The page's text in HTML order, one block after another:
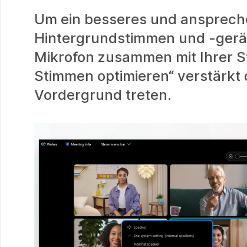
Um ein besseres und
Hintergrundstimmen und -
Mikrofon zusammen mit Ihrer
Stimmen optimieren“
Vordergrund treten.